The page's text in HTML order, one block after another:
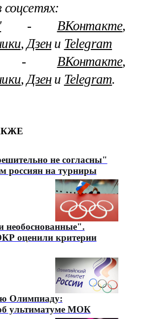
‐ ВКонтакте,
,Дзени Telegram
‐ ВКонтакте,
,Дзени Telegram.
не согласны"
россиян на турниры
необоснованные".
оценили критерии
Олимпиаду:
ультиматуме МОК